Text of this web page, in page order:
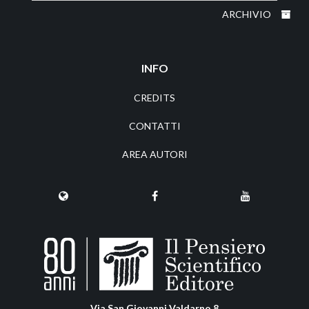
ARCHIVIO
INFO
CREDITS
CONTATTI
AREA AUTORI